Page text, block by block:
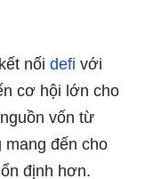
nối defi với
cơ hội lớn cho
vốn từ
mang đến cho
định hơn.